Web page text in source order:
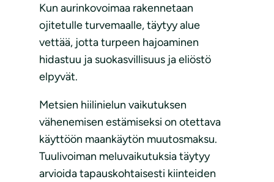
Kun aurinkovoimaa rakennetaan
ojitetulle turvemaalle, täytyy alue
vettää, jotta turpeen hajoaminen
hidastuu ja suokasvillisuus ja eliöstö
elpyvät.
Metsien hiilinielun vaikutuksen
vähenemisen estämiseksi on otettava
käyttöön maankäytön muutosmaksu.
Tuulivoiman meluvaikutuksia täytyy
arvioida tapauskohtaisesti kiinteiden